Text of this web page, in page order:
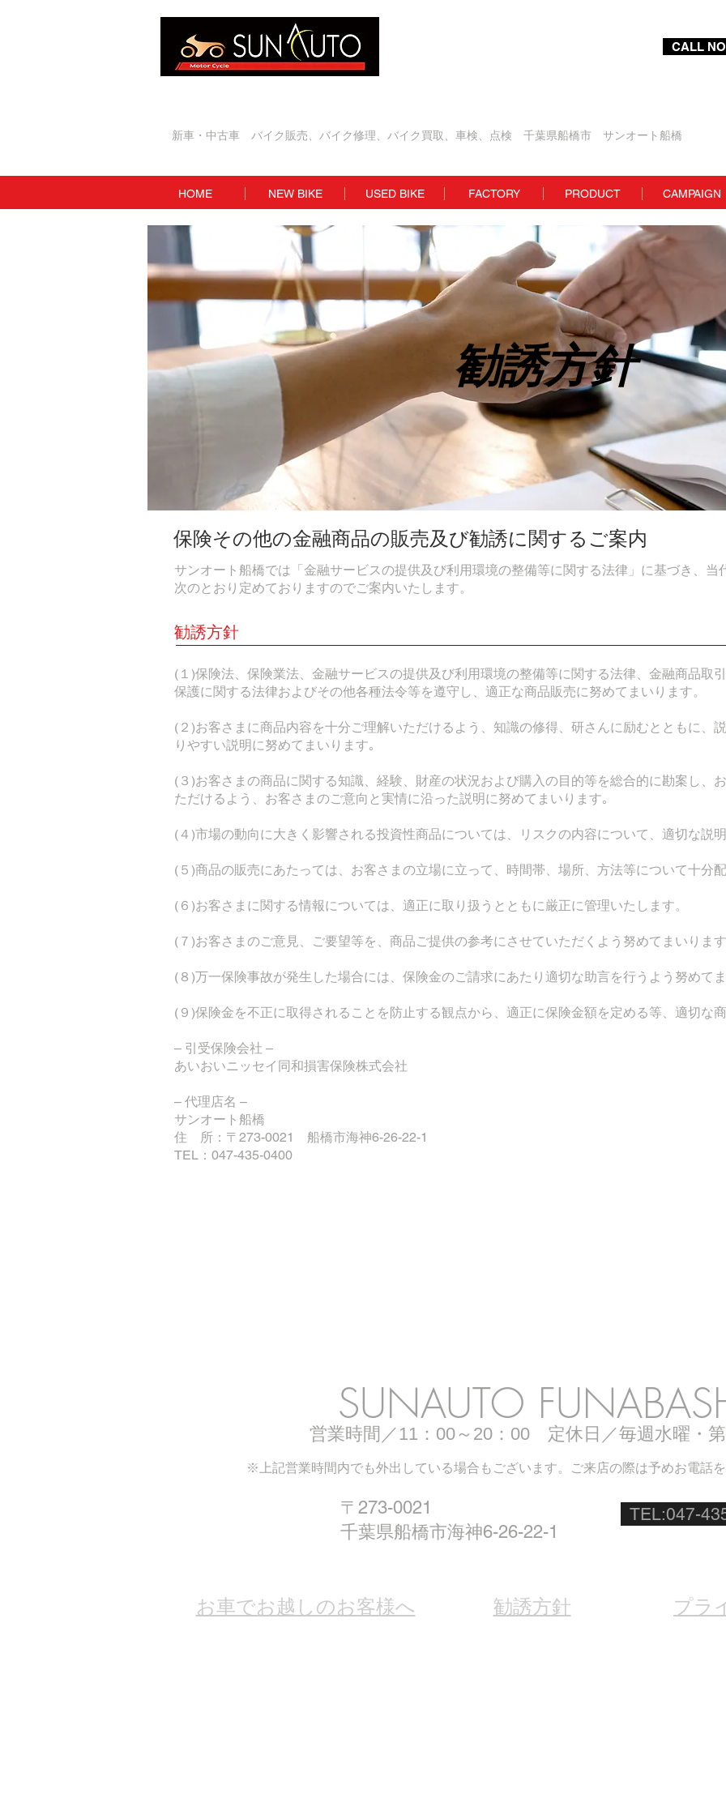
CALL
新車・中古車 バイク販売、バイク修理、バイク買取、車検、点検 千葉県船橋市 サンオート船橋
HOME NEW BIKE USED BIKE FACTORY PRODUCT CAMPAIGN
勧誘方針
保険その他の金融商品の販売及び勧誘に関するご案内
サンオート船橋では「金融サービスの提供及び利用環境の整備等に関する法律」に基づき、当
次のとおり定めておりますのでご案内いたします。
勧誘方針
(１)保険法、保険業法、金融サービスの提供及び利用環境の整備等に関する法律、金融商品取
保護に関する法律およびその他各種法令等を遵守し、適正な商品販売に努めてまいります。
(２)お客さまに商品内容を十分ご理解いただけるよう、知識の修得、研さんに励むとともに、
りやすい説明に努めてまいります｡
(３)お客さまの商品に関する知識、経験、財産の状況および購入の目的等を総合的に勘案し、
ただけるよう、お客さまのご意向と実情に沿った説明に努めてまいります｡
(４)市場の動向に大きく影響される投資性商品については、リスクの内容について、適切な説
(５)商品の販売にあたっては、お客さまの立場に立って、時間帯、場所、方法等について十分
(６)お客さまに関する情報については、適正に取り扱うとともに厳正に管理いたします。
(７)お客さまのご意見、ご要望等を、商品ご提供の参考にさせていただくよう努めてまいります
(８)万一保険事故が発生した場合には、保険金のご請求にあたり適切な助言を行うよう努めて
(９)保険金を不正に取得されることを防止する観点から、適正に保険金額を定める等、適切な
– 引受保険会社 –
あいおいニッセイ同和損害保険株式会社
– 代理店名 –
​サンオート船橋
住 所：〒273-0021 船橋市海神6-26-22-1
TEL：047-435-0400
SUNAUTO
営業時間／11：00～20：00 定休日／毎週水曜・
※上記営業時間内でも外出している場合もございます。ご来店の際は予めお電話を
〒273-0021
千葉県船橋市海神6-26-22-1
TEL:047-
お車でお越しのお客様へ 勧誘方針 プラ